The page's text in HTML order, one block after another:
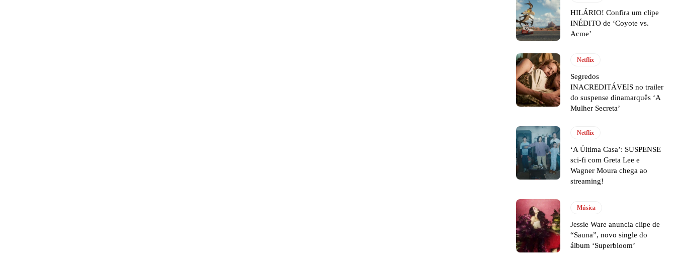
HILÁRIO! Confira um clipe
INÉDITO de ‘Coyote vs.
Acme’
Netflix
Segredos
INACREDITÁVEIS no trailer
do suspense dinamarquês ‘A
Mulher Secreta’
Netflix
‘A Última Casa’: SUSPENSE
sci-fi com Greta Lee e
Wagner Moura chega ao
streaming!
Música
Jessie Ware anuncia clipe de
“Sauna”, novo single do
álbum ‘Superbloom’